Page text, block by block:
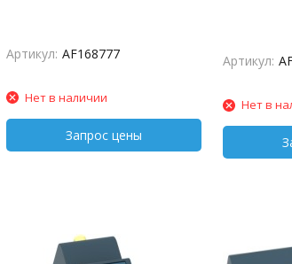
Артикул: AF168777
Нет в наличии
Артикул:
Нет в